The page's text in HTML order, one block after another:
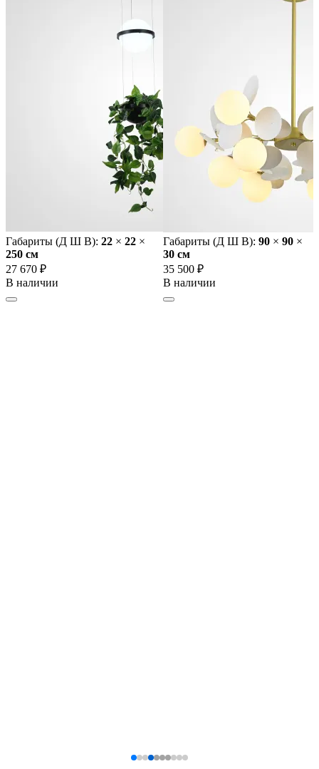
Габариты (Д Ш В): 22 × 22 ×
250 cм
27 670 ₽
В наличии
Габариты (Д Ш В): 90 × 90 ×
30 cм
35 500 ₽
В наличии